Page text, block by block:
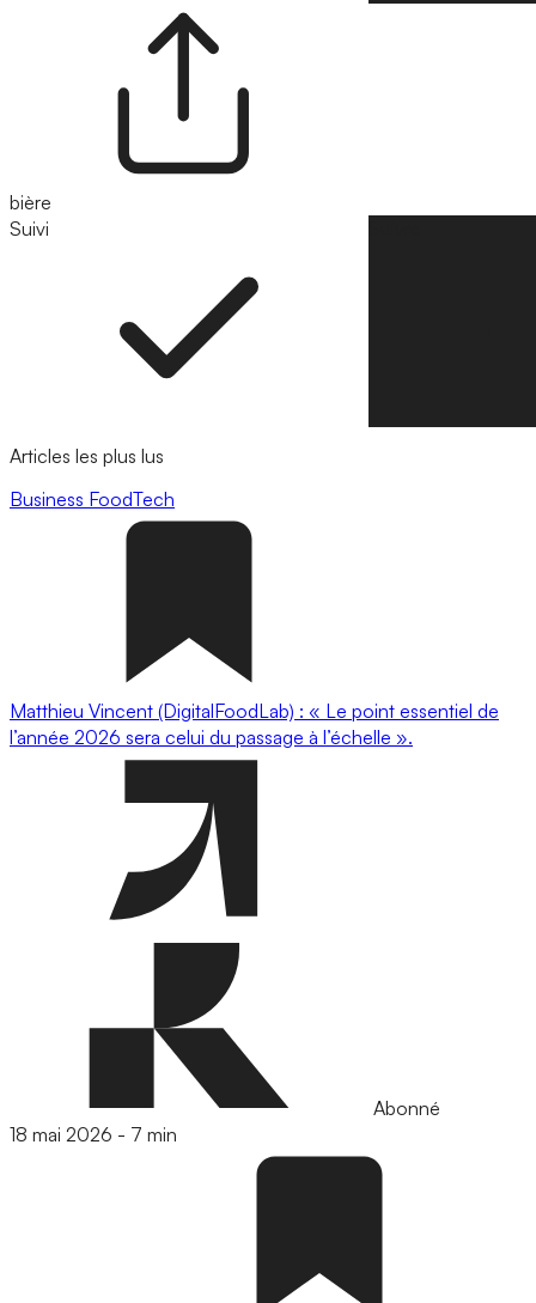
bière
Suivi
Articles les plus lus
Business FoodTech
Matthieu Vincent (DigitalFoodLab) : « Le point essentiel de
l’année 2026 sera celui du passage à l’échelle ».
Abonné
18 mai 2026 - 7 min